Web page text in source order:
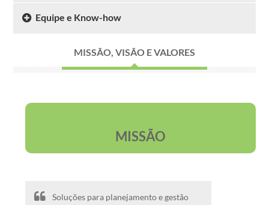
Equipe e Know-how
MISSÃO, VISÃO E VALORES
MISSÃO
Soluções para planejamento e gestão